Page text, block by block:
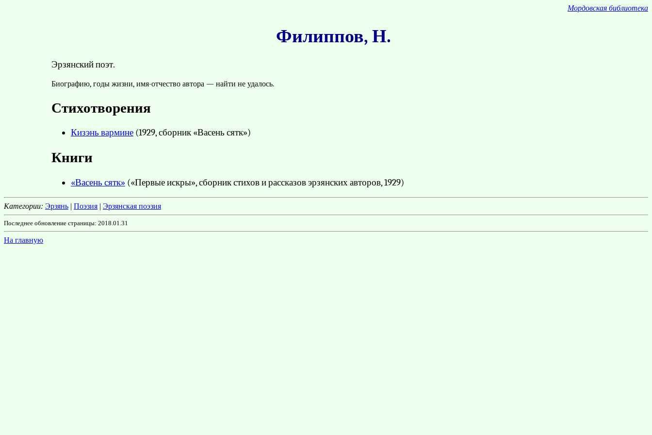
Мордовская библиотека
Филиппов, Н.
Эрзянский поэт.
Биографию, годы жизни, имя-отчество автора — найти не удалось.
Стихотворения
Кизэнь вармине(1929, сборник «Васень сятк»)
Книги
«Васень сятк» («Первые искры», сборник стихов и рассказов эрзянских авторов, 1929)
Категории: Эрзянь | Поэзия | Эрзянская поэзия
Последнее обновление страницы: 2018.01.31
На главную